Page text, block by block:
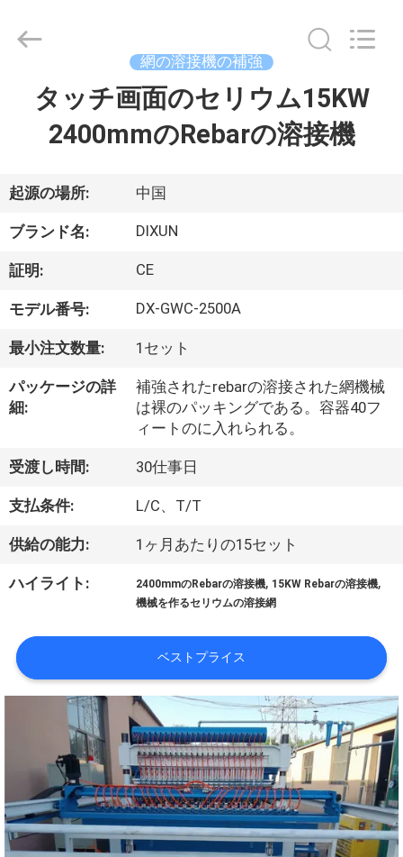
品
VR
ー
達
に
つ
工
場
品
Anping
Dixun
網の溶接機の補強
タッチ画面のセリウム15KW
2400mmのRebarの溶接機
起源の場所: 中国
ブランド名: DIXUN
証明: CE
モデル番号: DX-GWC-2500A
最小注文数量: 1セット
パッケージの詳
細:
補強されたrebarの溶接された網機械
は裸のパッキングである。容器40フ
ィートのに入れられる。
受渡し時間: 30仕事日
支払条件: L/C、T/T
供給の能力: 1ヶ月あたりの15セット
ハイライト: 2400mmのRebarの溶接機, 15KW Rebarの溶接機,
機械を作るセリウムの溶接網
ベストプライス